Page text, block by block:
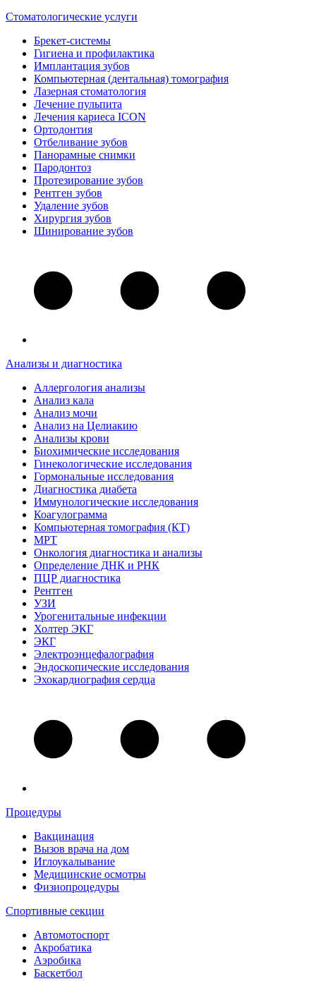
Стоматологические услуги
Брекет-системы
Гигиена и профилактика
Имплантация зубов
Компьютерная (дентальная) томография
Лазерная стоматология
Лечение пульпита
Лечения кариеса ICON
Ортодонтия
Отбеливание зубов
Панорамные снимки
Пародонтоз
Протезирование зубов
Рентген зубов
Удаление зубов
Хирургия зубов
Шинирование зубов
Анализы и диагностика
Аллергология анализы
Анализ кала
Анализ мочи
Анализ на Целиакию
Анализы крови
Биохимические исследования
Гинекологические исследования
Гормональные исследования
Диагностика диабета
Иммунологические исследования
Коагулограмма
Компьютерная томография (КТ)
МРТ
Онкология диагностика и анализы
Определение ДНК и РНК
ПЦР диагностика
Рентген
УЗИ
Урогенитальные инфекции
Холтер ЭКГ
ЭКГ
Электроэнцефалография
Эндоскопические исследования
Эхокардиография сердца
Процедуры
Вакцинация
Вызов врача на дом
Иглоукалывание
Медицинские осмотры
Физиопроцедуры
Спортивные секции
Автомотоспорт
Акробатика
Аэробика
Баскетбол